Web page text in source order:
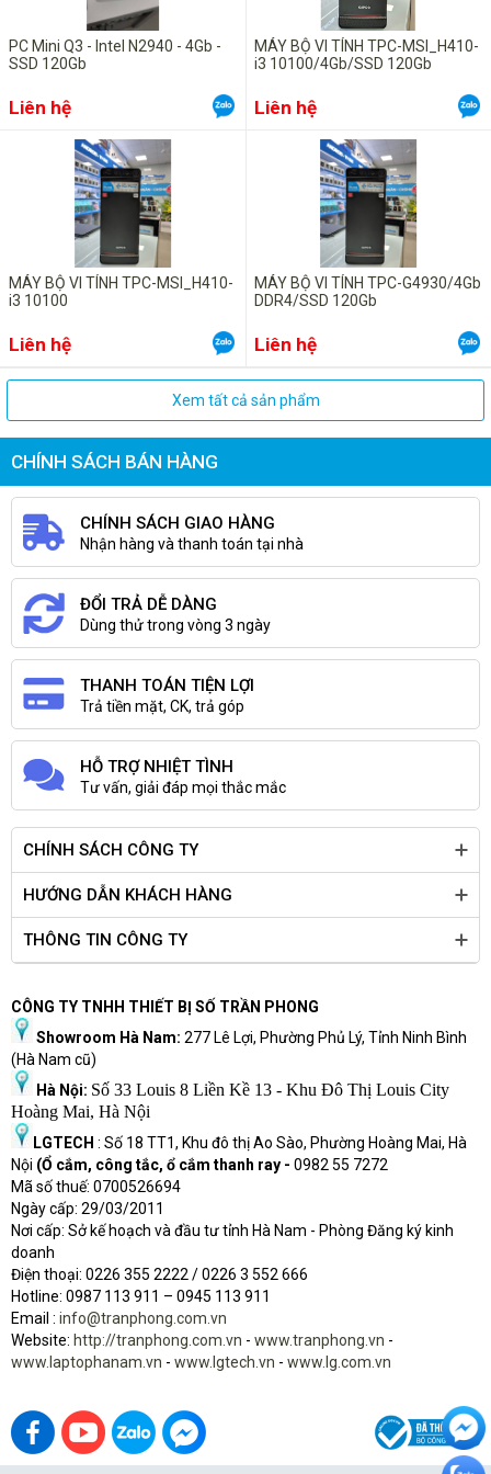
Địa chỉ : 131 Quy Lưu – Phủ Lý – Hà Nam
Điện thoại : 0351 355 2222 – Fax : 0351 355 666
Mobile : 0987.113.911 (Mr.Hạnh)
Email :sales@tranphong.com.vn– Yahoo :
tranphongjsc
Máy tính Hà Nam , Tin học Hà Nam
Máy tính Chính hãng
PC Mini Q3 - Intel N2940 - 4Gb -
SSD 120Gb
Liên hệ
MÁY BỘ VI TÍNH TPC-MSI_H410-
i3 10100/4Gb/SSD 120Gb
Liên hệ
MÁY BỘ VI TÍNH TPC-MSI_H410-
i3 10100
Liên hệ
MÁY BỘ VI TÍNH TPC-G4930/4Gb
DDR4/SSD 120Gb
Liên hệ
Xem tất cả sản phẩm
CHÍNH SÁCH BÁN HÀNG
CHÍNH SÁCH GIAO HÀNG
Nhận hàng và thanh toán tại nhà
ĐỔI TRẢ DỄ DÀNG
Dùng thử trong vòng 3 ngày
THANH TOÁN TIỆN LỢI
Trả tiền mặt, CK, trả góp
HỖ TRỢ NHIỆT TÌNH
Tư vấn, giải đáp mọi thắc mắc
CHÍNH SÁCH CÔNG TY
HƯỚNG DẪN KHÁCH HÀNG
THÔNG TIN CÔNG TY
CÔNG TY TNHH THIẾT BỊ SỐ TRẦN PHONG
Showroom Hà Nam: 277 Lê Lợi, Phường Phủ Lý, Tỉnh Ninh Bình
(Hà Nam cũ)
Hà Nội: Số 33 Louis 8 Liền Kề 13 - Khu Đô Thị Louis City
Hoàng Mai, Hà Nội
LGTECH : Số 18 TT1, Khu đô thị Ao Sào, Phường Hoàng Mai, Hà
Nội (Ổ cắm, công tắc, ổ cắm thanh ray - 0982 55 7272
Mã số thuế: 0700526694
Ngày cấp: 29/03/2011
Nơi cấp: Sở kế hoạch và đầu tư tỉnh Hà Nam - Phòng Đăng ký kinh
doanh
Điện thoại: 0226 355 2222 / 0226 3 552 666
Hotine: 0987 113 911 – 0945 113 911
Email : info@tranphong.com.vn
Website: http://tranphong.com.vn - www.tranphong.vn -
www.laptophanam.vn - www.lgtech.vn - www.lg.com.vn